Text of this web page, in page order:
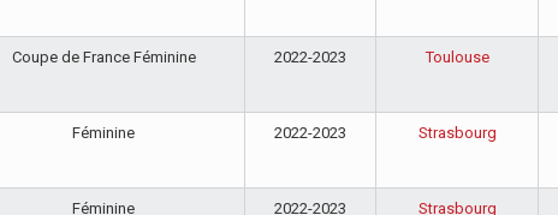
Coupe de France Féminine 2022-2023 Toulouse
Féminine 2022-2023 Strasbourg
Féminine 2022-2023 Strasbourg